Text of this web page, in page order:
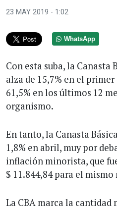
23 MAY 2019 - 1:02
WhatsApp
Con esta suba, la Canasta
alza de 15,7% en el
61,5% en los últimos 12
organismo.
En tanto, la Canasta
1,8% en abril, muy por
inflación minorista, que
$ 11.844,84 para el
La CBA marca la cantidad